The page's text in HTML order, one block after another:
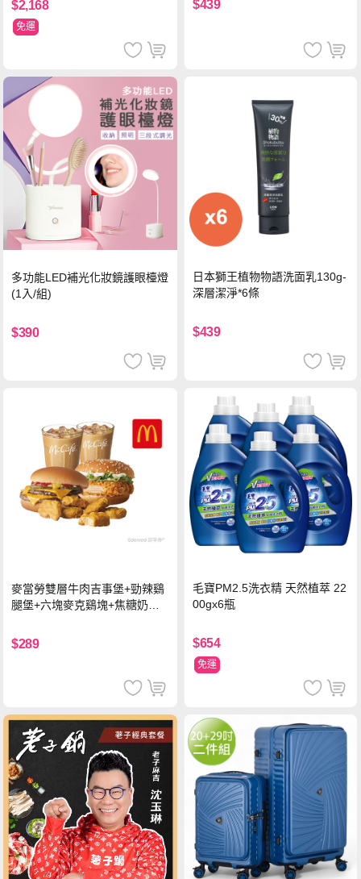
$2,168
免運
$439
多功能LED補光化妝鏡護眼檯燈
(1入/組)
$390
日本獅王植物物語洗面乳130g-
深層潔淨*6條
$439
麥當勞雙層牛肉吉事堡+勁辣鷄
腿堡+六塊麥克鷄塊+焦糖奶茶
$289
毛寶PM2.5洗衣精 天然植萃 22
00gx6瓶
$654
免運